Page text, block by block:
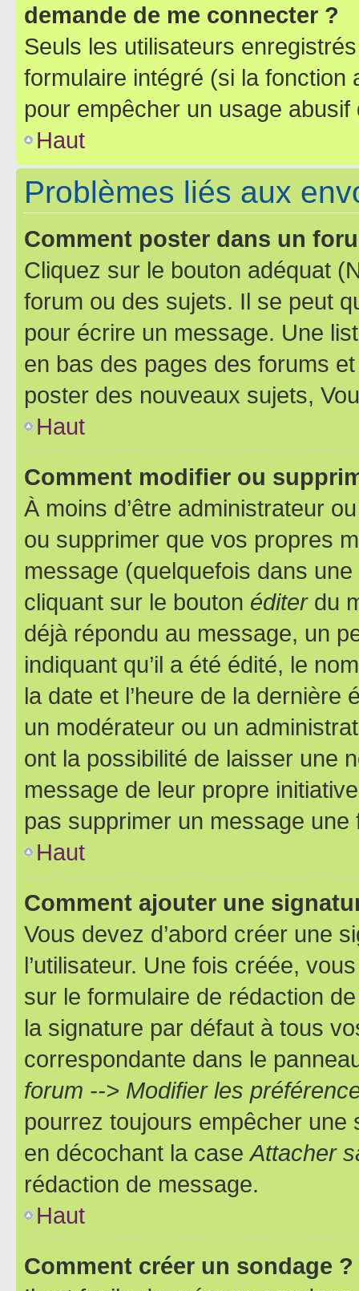
demande de me connecter ?
Seuls les utilisateurs
formulaire intégré (si la fonction
pour empêcher un usage
Haut
Problèmes liés aux
Comment poster dans un
Cliquez sur le bouton adéquat
forum ou des sujets. Il se peut
pour écrire un message. Une
en bas des pages des forums
poster des nouveaux sujets,
Haut
Comment modifier ou
À moins d’être administrateur
ou supprimer que vos propres
message (quelquefois dans
cliquant sur le bouton éditerdu
déjà répondu au message, un
indiquant qu’il a été édité, le
la date et l’heure de la dernière
un modérateur ou un
ont la possibilité de laisser une
message de leur propre
pas supprimer un message une
Haut
Comment ajouter une
Vous devez d’abord créer une
l’utilisateur. Une fois créée,
sur le formulaire de rédaction
la signature par défaut à tous
correspondante dans le
forum --> Modifier les
pourrez toujours empêcher une
en décochant la caseAttacher
rédaction de message.
Haut
Comment créer un sondage ?